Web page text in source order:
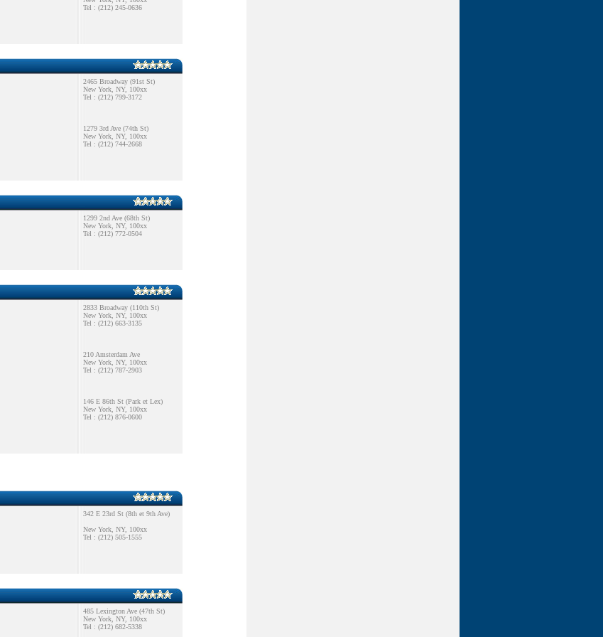
Tel : (212) 245-0636
2465 Broadway (91st St)
New York, NY, 100xx
Tel : (212) 799-3172
1279 3rd Ave (74th St)
New York, NY, 100xx
Tel : (212) 744-2668
1299 2nd Ave (68th St)
New York, NY, 100xx
Tel : (212) 772-0504
2833 Broadway (110th St)
New York, NY, 100xx
Tel : (212) 663-3135
210 Amsterdam Ave
New York, NY, 100xx
Tel : (212) 787-2903
146 E 86th St (Park et Lex)
New York, NY, 100xx
Tel : (212) 876-0600
342 E 23rd St (8th et 9th Ave)
New York, NY, 100xx
Tel : (212) 505-1555
485 Lexington Ave (47th St)
New York, NY, 100xx
Tel : (212) 682-5338